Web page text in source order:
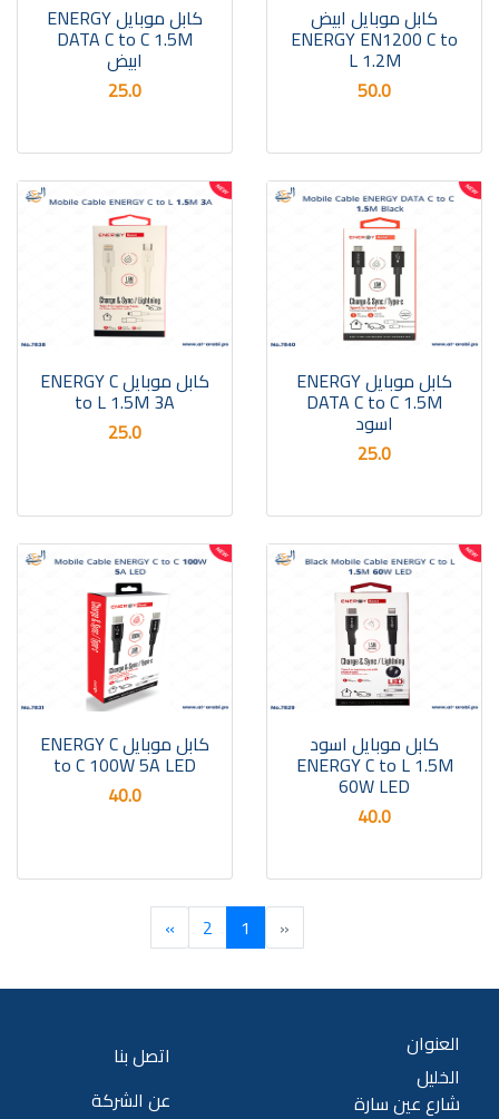
كابل موبايل ابيض
ENERGY EN1200 C to
L 1.2M
50.0
كابل موبايل ENERGY
DATA C to C 1.5M
ابيض
25.0
كابل موبايل ENERGY
DATA C to C 1.5M
اسود
25.0
كابل موبايل ENERGY C
to L 1.5M 3A
25.0
كابل موبايل اسود
ENERGY C to L 1.5M
60W LED
40.0
كابل موبايل ENERGY C
to C 100W 5A LED
40.0
«
1
2
»
العنوان
الخليل
شارع عين سارة
اتصل بنا
عن الشركة